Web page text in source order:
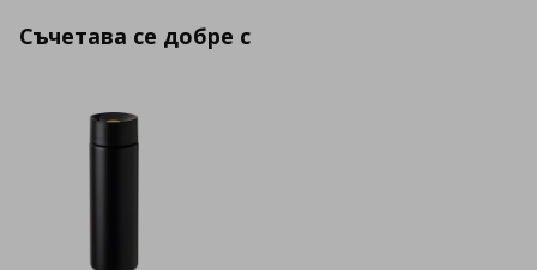
Съчетава се добре с